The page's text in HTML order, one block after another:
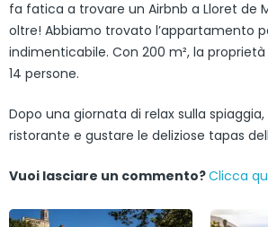
fa fatica a trovare un Airbnb a Lloret de
oltre! Abbiamo trovato l’appartamento
indimenticabile. Con 200 m², la
14 persone.
Dopo una giornata di relax sulla
ristorante e gustare le deliziose tapas
Vuoi lasciare un commento?Clicca